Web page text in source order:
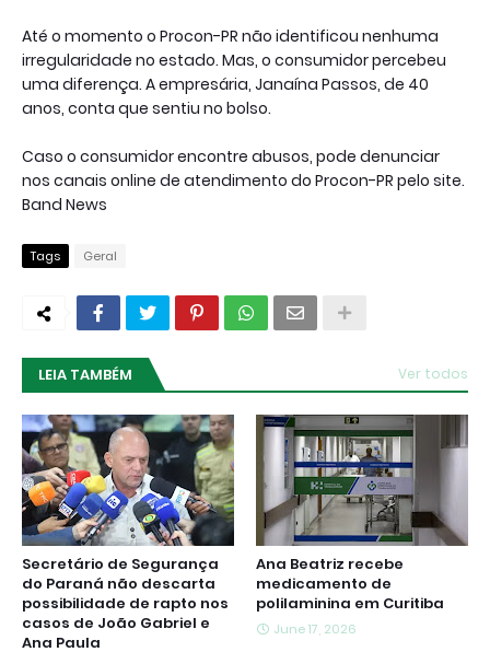
Até o momento o Procon-PR não identificou nenhuma
irregularidade no estado. Mas, o consumidor percebeu
uma diferença. A empresária, Janaína Passos, de 40
anos, conta que sentiu no bolso.
Caso o consumidor encontre abusos, pode denunciar
nos canais online de atendimento do Procon-PR pelo site.
Band News
Tags Geral
LEIA TAMBÉM Ver todos
Secretário de Segurança
do Paraná não descarta
possibilidade de rapto nos
casos de João Gabriel e
Ana Paula
Ana Beatriz recebe
medicamento de
polilaminina em Curitiba
June 17, 2026